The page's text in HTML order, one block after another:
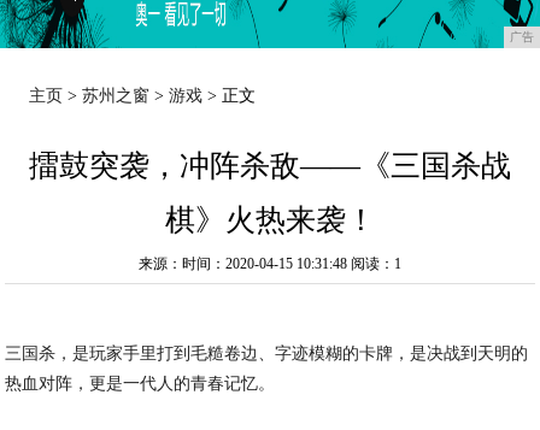
广告
主页 >苏州之窗 >游戏 > 正文
擂鼓突袭，冲阵杀敌——《三国杀战
棋》火热来袭！
来源：时间：2020-04-15 10:31:48 阅读：1
三国杀，是玩家手里打到毛糙卷边、字迹模糊的卡牌，是决战到天明的
热血对阵，更是一代人的青春记忆。